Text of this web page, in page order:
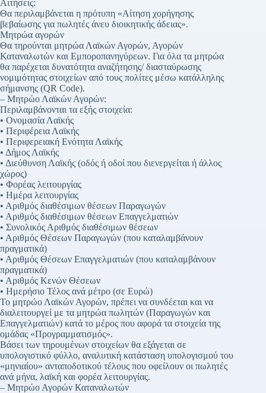
Αιτήσεις:
Θα περιλαμβάνεται η πρότυπη «Αίτηση χορήγησης
βεβαίωσης για πωλητές άνευ διοικητικής άδειας».
Μητρώα αγορών
Θα τηρούνται μητρώα Λαϊκών Αγορών, Αγορών
Καταναλωτών και Εμποροπανηγύρεων. Για όλα τα μητρώα
θα παρέχεται δυνατότητα αναζήτησης/ διασταύρωσης
νομιμότητας στοιχείων από τους πολίτες μέσω κατάλληλης
σήμανσης (QR Code).
– Μητρώο Λαϊκών Αγορών:
Περιλαμβάνονται τα εξής στοιχεία:
• Ονομασία Λαϊκής
• Περιφέρεια Λαϊκής
• Περιφερειακή Ενότητα Λαϊκής
• Δήμος Λαϊκής
• Διεύθυνση Λαϊκής (οδός ή οδοί που διενεργείται ή άλλος
χώρος)
• Φορέας λειτουργίας
• Ημέρα λειτουργίας
• Αριθμός διαθέσιμων θέσεων Παραγωγών
• Αριθμός διαθέσιμων θέσεων Επαγγελματιών
• Συνολικός Αριθμός διαθέσιμων θέσεων
• Αριθμός Θέσεων Παραγωγών (που καταλαμβάνουν
πραγματικά)
• Αριθμός Θέσεων Επαγγελματιών (που καταλαμβάνουν
πραγματικά)
• Αριθμός Κενών Θέσεων
• Ημερήσιο Τέλος ανά μέτρο (σε Ευρώ)
Το μητρώο Λαϊκών Αγορών, πρέπει να συνδέεται και να
διαλειτουργεί με τα μητρώα πωλητών (Παραγωγών και
Επαγγελματιών) κατά το μέρος που αφορά τα στοιχεία της
ομάδας «Προγραμματισμός».
Βάσει των τηρουμένων στοιχείων θα εξάγεται σε
υπολογιστικό φύλλο, αναλυτική κατάσταση υπολογισμού του
«μηνιαίου» ανταποδοτικού τέλους που οφείλουν οι πωλητές
ανά μήνα, λαϊκή και φορέα λειτουργίας.
– Μητρώο Αγορών Καταναλωτών